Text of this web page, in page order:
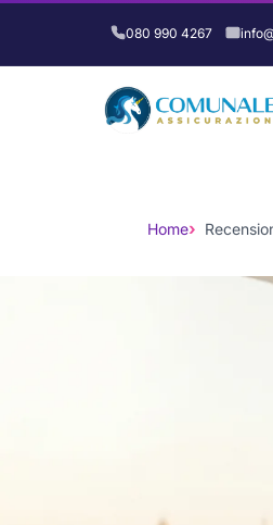
080 990 4267
Home